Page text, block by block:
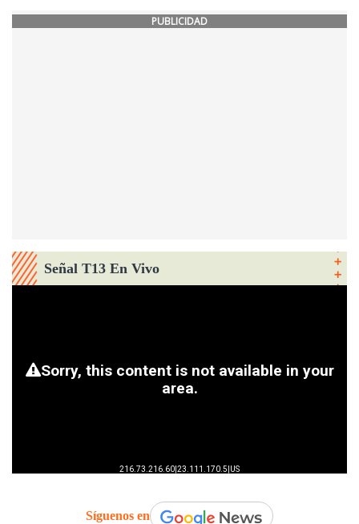
PUBLICIDAD
Señal T13 En Vivo
Síguenos en